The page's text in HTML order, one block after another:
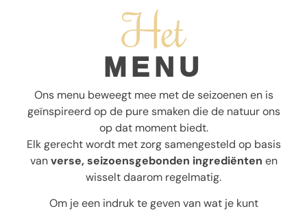
Het
MENU
Ons menu beweegt mee met de seizoenen en is
geïnspireerd op de pure smaken die de natuur ons
op dat moment biedt.
Elk gerecht wordt met zorg samengesteld op basis
vanverse, seizoensgebonden ingrediënten en
wisselt daarom regelmatig.
Om je een indruk te geven van wat je kunt